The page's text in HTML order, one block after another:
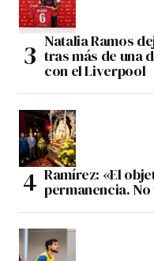
Natalia Ramos
tras más de una
con el Liverpool
Ramírez: «El
permanencia.